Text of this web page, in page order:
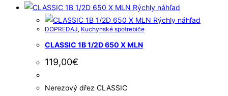
Rýchly náhľad
Rýchly náhľad
DOPREDAJ, Kuchynské spotrebiče
CLASSIC 1B 1/2D 650 X MLN
119,00€
Nerezový dřez CLASSIC